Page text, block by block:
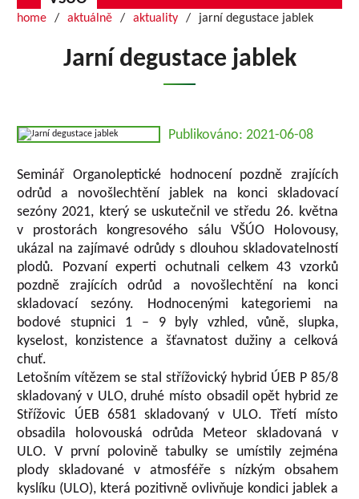
home aktuálně aktuality jarní degustace jablek
Jarní degustace jablek
Publikováno: 2021-06-08
Seminář Organoleptické hodnocení pozdně zrajících
odrůd a novošlechtění jablek na konci skladovací
sezóny 2021, který se uskutečnil ve středu 26. května
v prostorách kongresového sálu VŠÚO Holovousy,
ukázal na zajímavé odrůdy s dlouhou skladovatelností
plodů. Pozvaní experti ochutnali celkem 43 vzorků
pozdně zrajících odrůd a novošlechtění na konci
skladovací sezóny. Hodnocenými kategoriemi na
bodové stupnici 1 – 9 byly vzhled, vůně, slupka,
kyselost, konzistence a šťavnatost dužiny a celková
chuť.
Letošním vítězem se stal střížovický hybrid ÚEB P 85/8
skladovaný v ULO, druhé místo obsadil opět hybrid ze
Střížovic ÚEB 6581 skladovaný v ULO. Třetí místo
obsadila holovouská odrůda Meteor skladovaná v
ULO. V první polovině tabulky se umístily zejména
plody skladované v atmosféře s nízkým obsahem
kyslíku (ULO), která pozitivně ovlivňuje kondici jablek a